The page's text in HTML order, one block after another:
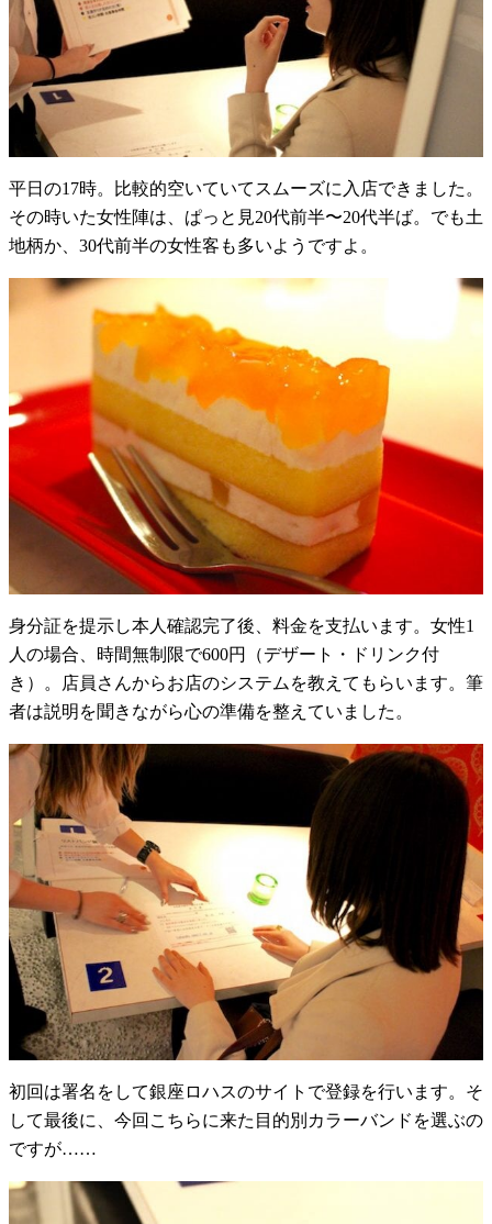
平日の17時。比較的空いていてスムーズに入店できました。
その時いた女性陣は、ぱっと見20代前半〜20代半ば。でも土
地柄か、30代前半の女性客も多いようですよ。
身分証を提示し本人確認完了後、料金を支払います。女性1
人の場合、時間無制限で600円（デザート・ドリンク付
き）。店員さんからお店のシステムを教えてもらいます。筆
者は説明を聞きながら心の準備を整えていました。
初回は署名をして銀座ロハスのサイトで登録を行います。そ
して最後に、今回こちらに来た目的別カラーバンドを選ぶの
ですが……